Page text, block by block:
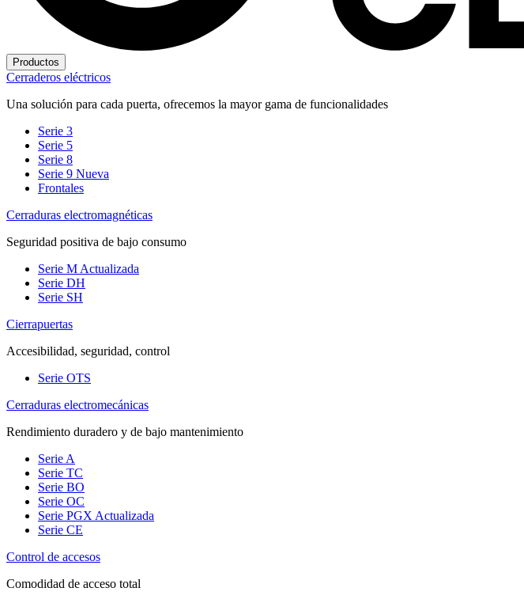
Productos
Cerraderos eléctricos
Una solución para cada puerta, ofrecemos la mayor gama de funcionalidades
Serie 3
Serie 5
Serie 8
Serie 9 Nueva
Frontales
Cerraduras electromagnéticas
Seguridad positiva de bajo consumo
Serie M Actualizada
Serie DH
Serie SH
Cierrapuertas
Accesibilidad, seguridad, control
Serie OTS
Cerraduras electromecánicas
Rendimiento duradero y de bajo mantenimiento
Serie A
Serie TC
Serie BO
Serie OC
Serie PGX Actualizada
Serie CE
Control de accesos
Comodidad de acceso total